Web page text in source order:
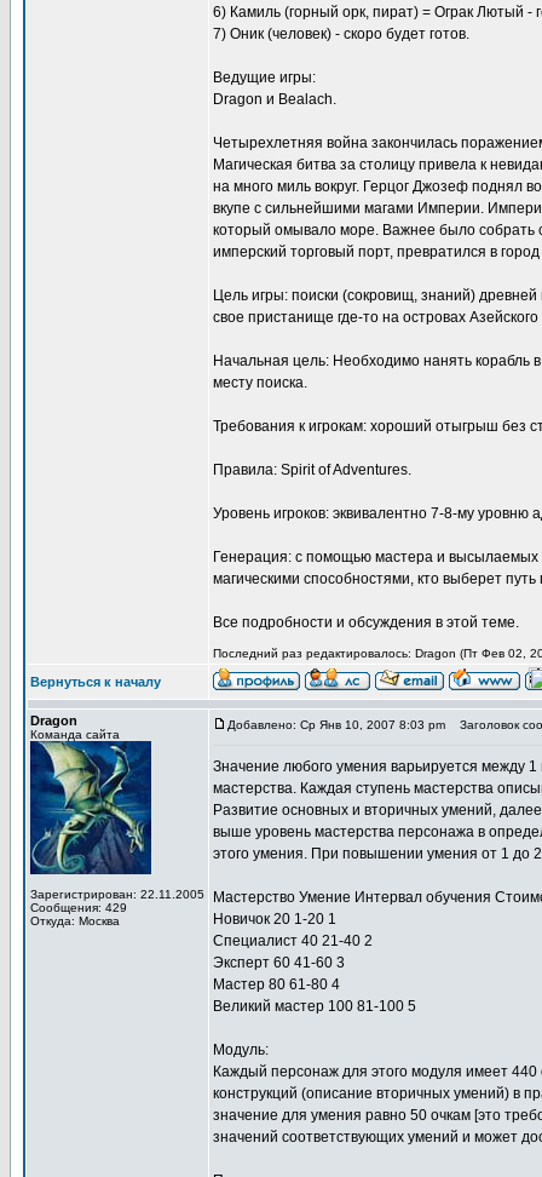
6) Камиль (горный орк, пират) = Ограк Лютый -
7) Оник (человек) - скоро будет готов.
Ведущие игры:
Dragon и Bealach.
Четырехлетняя война закончилась
Магическая битва за столицу привела к
на много миль вокруг. Герцог Джозеф поднял
вкупе с сильнейшими магами Империи.
который омывало море. Важнее было собрать
имперский торговый порт, превратился в
Цель игры: поиски (сокровищ, знаний)
свое пристанище где-то на островах
Начальная цель: Необходимо нанять корабль
месту поиска.
Требования к игрокам: хороший отыгрыш без
Правила: Spirit of Adventures.
Уровень игроков: эквивалентно 7-8-му уровню
Генерация: с помощью мастера и высылаемых
магическими способностями, кто выберет путь
Все подробности и обсуждения в этой теме.
Последний раз редактировалось: Dragon (Пт Фев 02,
Вернуться к началу
Dragon
Команда сайта
Зарегистрирован: 22.11.2005
Сообщения: 429
Откуда: Москва
Добавлено: Ср Янв 10, 2007 8:03 pm Заголовок
Значение любого умения варьируется между
мастерства. Каждая ступень мастерства
Развитие основных и вторичных умений,
выше уровень мастерства персонажа в
этого умения. При повышении умения от 1 до
Мастерство Умение Интервал обучения
Новичок 20 1-20 1
Специалист 40 21-40 2
Эксперт 60 41-60 3
Мастер 80 61-80 4
Великий мастер 100 81-100 5
Модуль:
Каждый персонаж для этого модуля имеет 440
конструкций (описание вторичных умений) в
значение для умения равно 50 очкам [это
значений соответствующих умений и может